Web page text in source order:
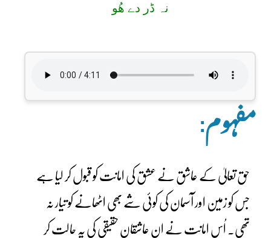
نہ ڈر دے ھُو
مفہوم:
حق تعالیٰ کے عاشق نے عشق کی امانت کو قبول کر لیا ہے
جس کو زمین اور آسمان کی کوئی شے بھی اٹھانے کو تیار نہ
تھی۔ اُس امانت نے ان عاشقانِ حقیقی کی یہ حالت کر